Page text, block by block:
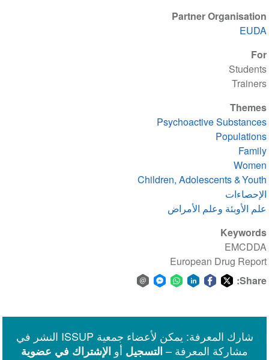
Partner Organisation
EUDA
For
Students
Trainers
Themes
Psychoactive Substances
Populations
Family
Women
Children, Adolescents & Youth
الإحصاءات
علم الأوبئة وعلم الأمراض
Keywords
EMCDDA
European Drug Report
Share:
WhatsApp
Facebook
Messenger
email
شارك المعرفة: يمكن لأعضاء جمعية ISSUP النشر في
مشاركة المعرفة – التسجيل أو الإشتراك في عضوية